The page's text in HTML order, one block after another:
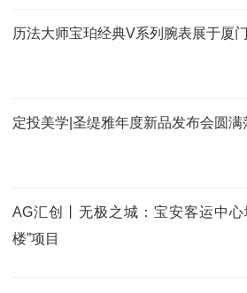
历法大师宝珀经典V系列腕表展于厦
定投美学|圣缇雅年度新品发布会圆满
AG汇创丨无极之城：宝安客运中心
楼”项目